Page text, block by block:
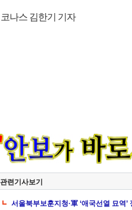
코나스 김한기 기자
관련기사보기
서울북부보훈지청·軍 ‘애국선열 묘역’